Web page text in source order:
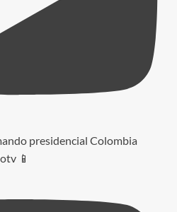
presidencial Colombia
📱